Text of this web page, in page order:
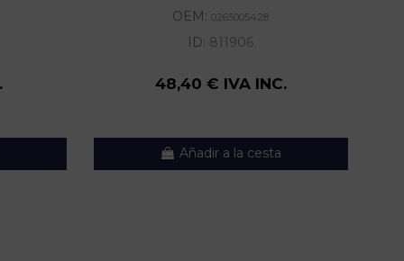
OEM:0265005428
ID: 811906
48,40 € IVA INC.
Añadir a la cesta